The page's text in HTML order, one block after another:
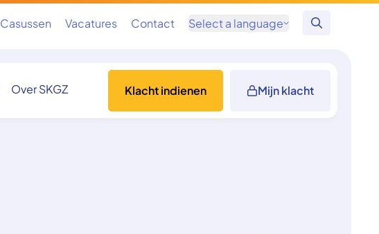
Casussen Vacatures Contact Select a language
Zoeken
Over SKGZ Klacht indienen Mijn klacht